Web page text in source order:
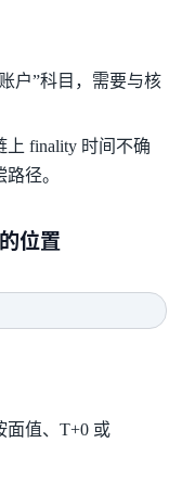
户”科目，需要与核
上 finality 时间不确
径。
位置
面值、T+0 或